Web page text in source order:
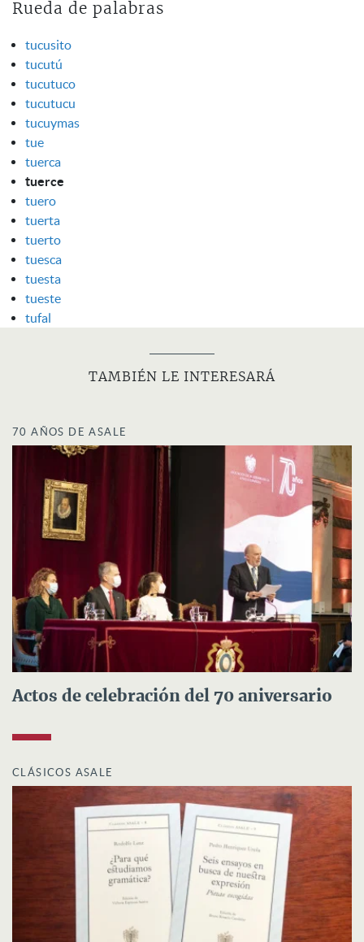
Rueda de palabras
tucusito
tucutú
tucutuco
tucutucu
tucuymas
tue
tuerca
tuerce
tuero
tuerta
tuerto
tuesca
tuesta
tueste
tufal
TAMBIÉN LE INTERESARÁ
70 AÑOS DE ASALE
Actos de celebración del 70 aniversario
CLÁSICOS ASALE